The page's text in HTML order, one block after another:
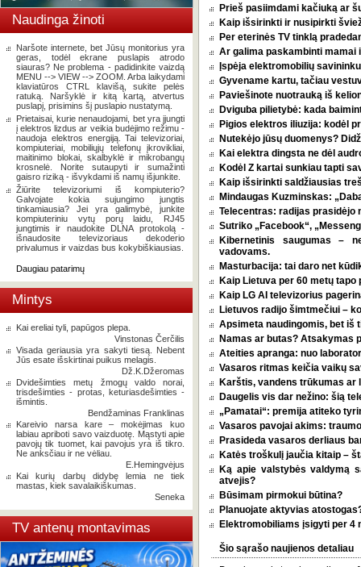
Naudinga žinoti
Naršote internete, bet Jūsų monitorius yra
geras, todėl ekrane puslapis atrodo
siauras? Ne problema - padidinkite vaizdą
MENU --> VIEW --> ZOOM. Arba laikydami
klaviatūros CTRL klavišą, sukite pelės
ratuką. Naršyklė ir kitą kartą, atvertus
puslapį, prisimins šį puslapio nustatymą.
Prietaisai, kurie nenaudojami, bet yra įjungti
į elektros lizdus ar veikia budėjimo režimu -
naudoja elektros energiją. Tai televizoriai,
kompiuteriai, mobiliųjų telefonų įkrovikliai,
maitinimo blokai, skalbyklė ir mikrobangų
krosnelė. Norite sutaupyti ir sumažinti
gaisro riziką - išvykdami iš namų išjunkite.
Žiūrite televizoriumi iš kompiuterio?
Galvojate kokia sujungimo jungtis
tinkamiausia? Jei yra galimybė, junkite
kompiuteriniu vytų porų laidu, RJ45
jungtimis ir naudokite DLNA protokolą -
išnaudosite televizoriaus dekoderio
privalumus ir vaizdas bus kokybiškiausias.
Daugiau patarimų
Mintys
Kai ereliai tyli, papūgos plepa.
Vinstonas Čerčilis
Visada geriausia yra sakyti tiesą. Nebent
Jūs esate išskirtinai puikus melagis.
Dž.K.Džeromas
Dvidešimties metų žmogų valdo norai,
trisdešimties - protas, keturiasdešimties -
išmintis.
Bendžaminas Franklinas
Kareivio narsa kare – mokėjimas kuo
labiau apriboti savo vaizduotę. Mąstyti apie
pavojų tik tuomet, kai pavojus yra iš tikro.
Ne anksčiau ir ne vėliau.
E.Hemingvėjus
Kai kurių darbų didybę lemia ne tiek
mastas, kiek savalaikiškumas.
Seneka
TV antenų montavimas
Prieš pasiimdami kačiuką ar
Kaip išsirinkti ir nusipirkti
Per eterinės TV tinklą
Ar galima paskambinti mamai
Įspėja elektromobilių
Gyvename kartu, tačiau
Paviešinote nuotrauką iš
Dviguba pilietybė: kada
Pigios elektros iliuzija: kodėl
Nutekėjo jūsų duomenys?
Kai elektra dingsta ne dėl
Kodėl Z kartai sunkiau tapti
Kaip išsirinkti saldžiausias
Mindaugas Kuzminskas:
Telecentras: radijas prasidėjo
Sutriko „Facebook“,
Kibernetinis saugumas –
vadovams.
Masturbacija: tai daro net
Kaip Lietuva per 60 metų
Kaip LG AI televizorius
Lietuvos radijo šimtmečiui –
Apsimeta naudingomis, bet iš
Namas ar butas? Atsakymas
Ateities apranga: nuo
Vasaros ritmas keičia vaikų
Karštis, vandens trūkumas ar
Daugelis vis dar nežino: šią
„Pamatai“: premija atiteko
Vasaros pavojai akims:
Prasideda vasaros derliaus
Katės troškulį jaučia kitaip –
Ką apie valstybės valdymą
atvejis?
Būsimam pirmokui būtina?
Planuojate aktyvias
Elektromobiliams įsigyti per 4
Šio sąrašo naujienos detaliau